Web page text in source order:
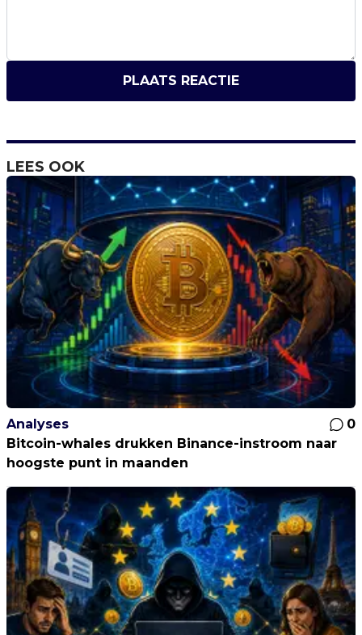
PLAATS REACTIE
LEES OOK
Analyses
0
Bitcoin-whales drukken Binance-instroom naar
hoogste punt in maanden